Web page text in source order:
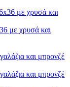
με χρυσά και